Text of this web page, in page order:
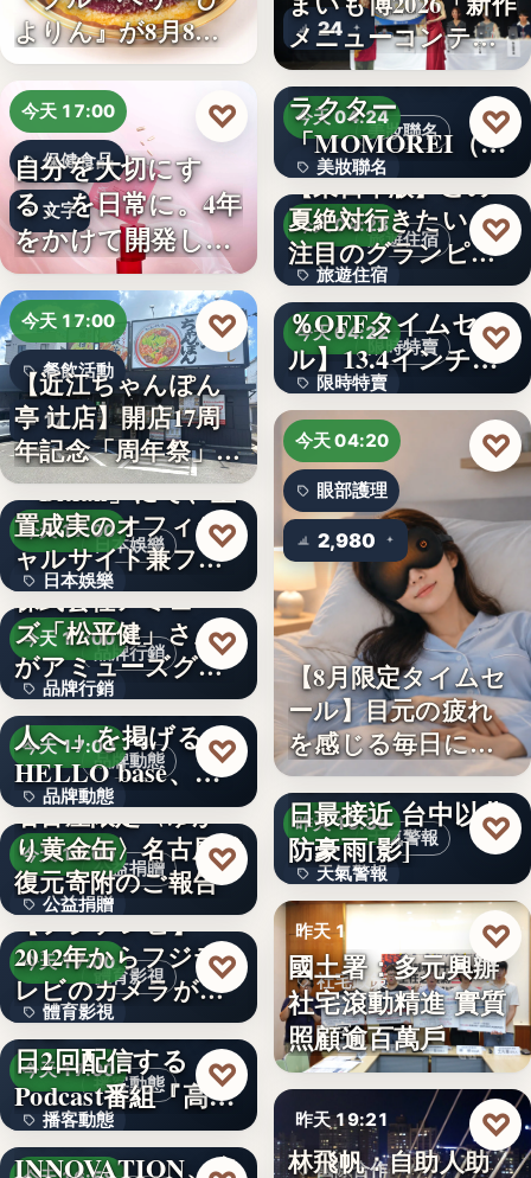
よりん』が8月8日
「ブル…
今天 17:00
保健食品
文字
自分を大切にす
る、を日常に。4年
をかけて開発した
女性のた…
♡
今天 17:00
餐飲活動
17
【近江ちゃんぽん
亭 辻店】開店17周
年記念「周年祭」開
催…
♡
日本娛樂
今天 17:00
日本娛樂
730円
「Bitfan」にて、玉
置成実のオフィシ
ャルサイト兼フ
ァ…
♡
品牌行銷
今天 17:00
品牌行銷
1,200億円
株式会社アミュー
ズ「松平健」さん
がアミューズグル
ープ ス…
♡
品牌動態
今天 17:00
品牌動態
文字
「社長に買われる
人へ」を掲げる
HELLO base、創
業…
♡
公益捐贈
今天 17:00
公益捐贈
4,550,085
名古屋限定〈ゆか
り黄金缶〉名古屋城
復元寄附のご報告
♡
體育影視
今天 17:00
體育影視
99
【フジテレビ】
2012年からフジテ
レビのカメラが追
い続け…
♡
播客動態
今天 17:00
播客動態
文字
俳優・高橋健介が1
日2回配信する
Podcast番組『高
橋…
♡
NEXT
INNOVATION、名
24
メニューコンテス
ト…
美妝聯名
今天 04:24
美妝聯名
文字
韓国発の人気キャ
ラクター
「MOMOREI（モ
モレイ）」が…
♡
旅遊住宿
今天 04:23
旅遊住宿
10
【東日本版】この
夏絶対行きたい！
注目のグランピン
グ施設…
♡
限時特賣
今天 04:22
限時特賣
文字
【アマゾン30
％OFFタイムセー
ル】13.4インチ大
画面…
♡
今天 04:20
眼部護理
2,980
【8月限定タイムセ
ール】目元の疲れ
を感じる毎日に。3
段階…
♡
天氣警報
昨天 19:36
天氣警報
文字
颱風白海豚8日及9
日最接近 台中以北
防豪雨[影]
♡
昨天 19:26
社宅政策
文字
國土署：多元興辦
社宅滾動精進 實質
照顧逾百萬戶
♡
昨天 19:21
國際合作
林飛帆：自助人助
♡